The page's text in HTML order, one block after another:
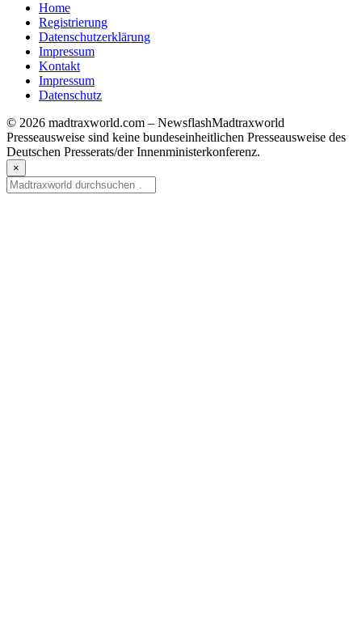
Home
Registrierung
Datenschutzerklärung
Impressum
Kontakt
Impressum
Datenschutz
© 2026 madtraxworld.com – NewsflashMadtraxworld
Presseausweise sind keine bundeseinheitlichen Presseausweise des
Deutschen Presserats/der Innenministerkonferenz.
×
Suche
nach: